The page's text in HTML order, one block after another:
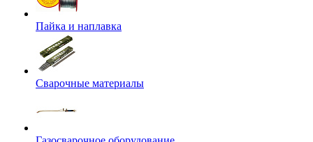
Пайка и наплавка
Сварочные материалы